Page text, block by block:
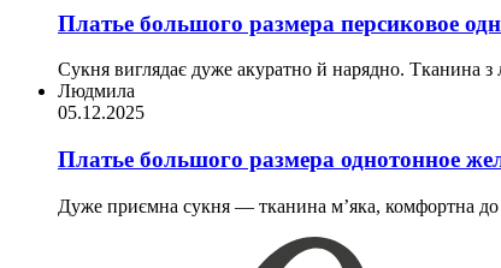
Платье большого размера персиковое
Сукня виглядає дуже акуратно й нарядно. Тканина з
Людмила
05.12.2025
Платье большого размера однотонное
Дуже приємна сукня — тканина м’яка, комфортна до